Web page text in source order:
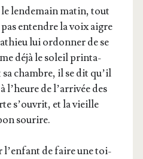
le len­de­main matin, tout
entendre la voix aigre
lui ordon­ner de se
déjà le soleil prin­ta­
chambre, il se dit qu’il
l’heure de l’ar­ri­vée des
s’ou­vrit, et la vieille
sourire.
l’en­fant de faire une toi­